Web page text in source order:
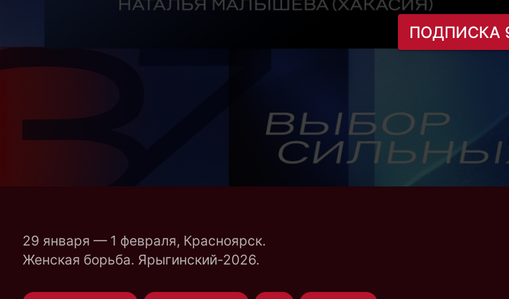
ПОДПИСКА
29 января — 1 февраля, Красноярск.
Женская борьба. Ярыгинский-2026.